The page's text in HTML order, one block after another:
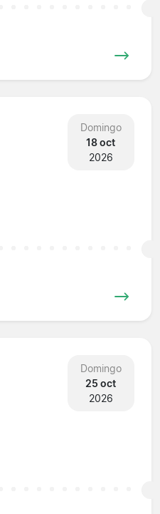
Domingo
18 oct
2026
Domingo
25 oct
2026